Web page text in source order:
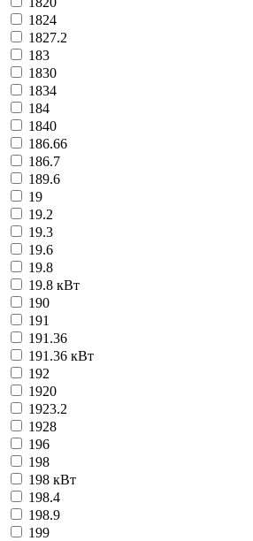
1824
1827.2
183
1830
1834
184
1840
186.66
186.7
189.6
19
19.2
19.3
19.6
19.8
19.8 кВт
190
191
191.36
191.36 кВт
192
1920
1923.2
1928
196
198
198 кВт
198.4
198.9
199